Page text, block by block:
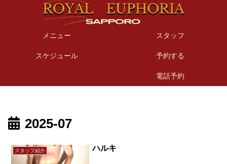
メニュー スタッフ
スケジュール 予約する
電話予約
2025-07
スタッフ紹介 ハルキ